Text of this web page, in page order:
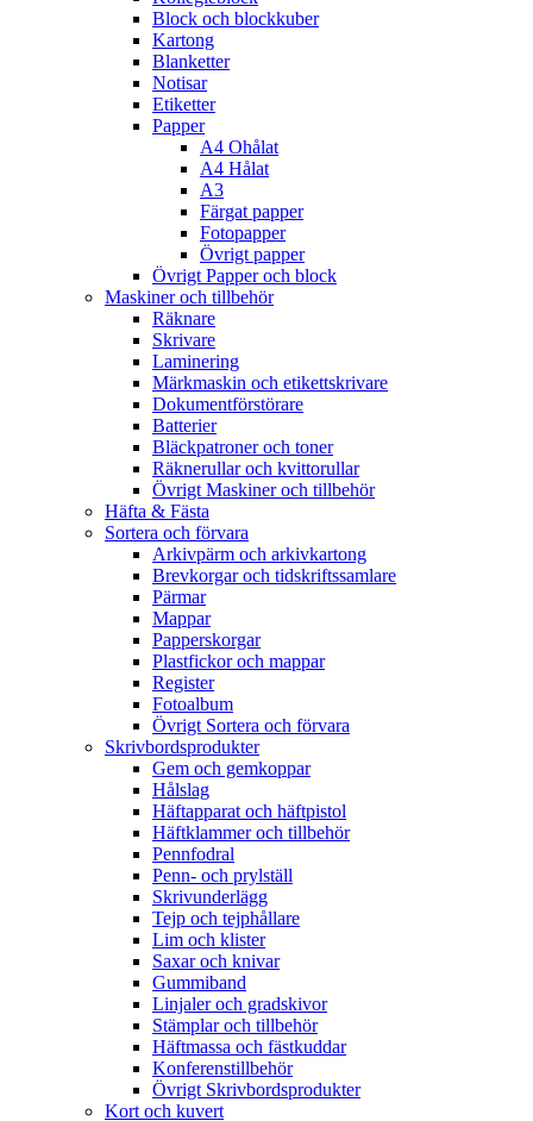
Block och blockkuber
Kartong
Blanketter
Notisar
Etiketter
Papper
A4 Ohålat
A4 Hålat
A3
Färgat papper
Fotopapper
Övrigt papper
Övrigt Papper och block
Maskiner och tillbehör
Räknare
Skrivare
Laminering
Märkmaskin och etikettskrivare
Dokumentförstörare
Batterier
Bläckpatroner och toner
Räknerullar och kvittorullar
Övrigt Maskiner och tillbehör
Häfta & Fästa
Sortera och förvara
Arkivpärm och arkivkartong
Brevkorgar och tidskriftssamlare
Pärmar
Mappar
Papperskorgar
Plastfickor och mappar
Register
Fotoalbum
Övrigt Sortera och förvara
Skrivbordsprodukter
Gem och gemkoppar
Hålslag
Häftapparat och häftpistol
Häftklammer och tillbehör
Pennfodral
Penn- och prylställ
Skrivunderlägg
Tejp och tejphållare
Lim och klister
Saxar och knivar
Gummiband
Linjaler och gradskivor
Stämplar och tillbehör
Häftmassa och fästkuddar
Konferenstillbehör
Övrigt Skrivbordsprodukter
Kort och kuvert